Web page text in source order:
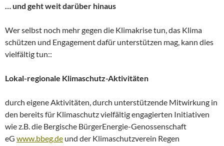
… und geht weit darüber hinaus
Wer selbst noch mehr gegen die Klimakrise tun, das Klima
schützen und Engagement dafür unterstützen mag, kann dies
vielfältig tun::
Lokal-regionale Klimaschutz-Aktivitäten
durch eigene Aktivitäten, durch unterstützende Mitwirkung in
den bereits für Klimaschutz vielfältig engagierten Initiativen
wie z.B. die Bergische BürgerEnergie-Genossenschaft
eG www.bbeg.de und der Klimaschutzverein Regen